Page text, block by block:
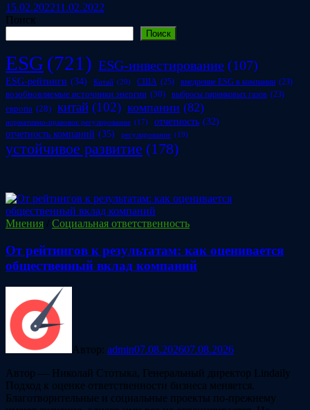
15.02.202211.02.2022
Поиск
Поиск
ESG (721) ESG-инвестирование (107)
ESG-рейтинги (34) Китай (20) США (25) внедрение ESG в компании (23)
возобновляемые источники энергии (30) выбросы парниковых газов (23)
европа (28) китай (102) компании (82)
нормативно-правовое регулирование (17) отчетность (32)
отчетность компаний (35) регулирование (19)
устойчивое развитие (178)
Мнения / Социальная ответственность
От рейтингов к результатам: как оценивается
общественный вклад компаний
Автор: admin07.08.202607.08.2026
Автор — Николай Стотыка, Генеральный директор Lindaily
Подход к оценке ответственности бизнеса меняется.
Благотворительные и социальные проекты по-прежнему